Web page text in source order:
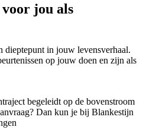
jou als
dieptepunt in jouw levensverhaal.
op jouw doen en zijn als
begeleidt op de bovenstroom
Dan kun je bij Blankestijn